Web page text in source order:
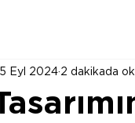
Eyl 2024 2 dakikada